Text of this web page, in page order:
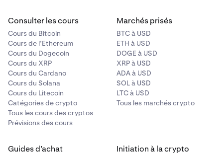
Consulter les cours
Cours du Bitcoin
Cours de l’Ethereum
Cours du Dogecoin
Cours du XRP
Cours du Cardano
Cours du Solana
Cours du Litecoin
Catégories de crypto
Tous les cours des cryptos
Prévisions des cours
Marchés prisés
BTC à USD
ETH à USD
DOGE à USD
XRP à USD
ADA à USD
SOL à USD
LTC à USD
Tous les marchés crypto
Guides d’achat Initiation à la crypto